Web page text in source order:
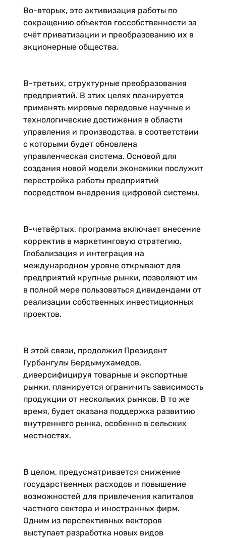
Во-вторых, это активизация работы по
сокращению объектов госсобственности за
счёт приватизации и преобразованию их в
акционерные общества.
В-третьих, структурные преобразования
предприятий. В этих целях планируется
применять мировые передовые научные и
технологические достижения в области
управления и производства, в соответствии
с которыми будет обновлена
управленческая система. Основой для
создания новой модели экономики послужит
перестройка работы предприятий
посредством внедрения цифровой системы.
В-четвёртых, программа включает внесение
корректив в маркетинговую стратегию.
Глобализация и интеграция на
международном уровне открывают для
предприятий крупные рынки, позволяют им
в полной мере пользоваться дивидендами от
реализации собственных инвестиционных
проектов.
В этой связи, продолжил Президент
Гурбангулы Бердымухамедов,
диверсифицируя товарные и экспортные
рынки, планируется ограничить зависимость
продукции от нескольких рынков. В то же
время, будет оказана поддержка развитию
внутреннего рынка, особенно в сельских
местностях.
В целом, предусматривается снижение
государственных расходов и повышение
возможностей для привлечения капиталов
частного сектора и иностранных фирм.
Одним из перспективных векторов
выступает разработка новых видов